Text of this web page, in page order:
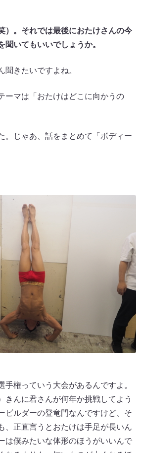
。それでは最後におたけさんの今
聞いてもいいでしょうか。
きたいですよね。
ーマは「おたけはどこに向かうの
。じゃあ、話をまとめて「ボディー
権っていう大会があるんですよ。
きんに君さんが何年か挑戦してよう
ビルダーの登竜門なんですけど、そ
、正直言うとおたけは手足が長いん
は僕みたいな体形のほうがいいんで